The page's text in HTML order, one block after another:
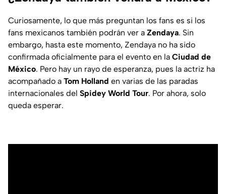
Curiosamente, lo que más preguntan los fans es si los
fans mexicanos también podrán ver a Zendaya. Sin
embargo, hasta este momento, Zendaya no ha sido
confirmada oficialmente para el evento en la Ciudad de
México. Pero hay un rayo de esperanza, pues la actriz ha
acompañado a Tom Holland en varias de las paradas
internacionales del Spidey World Tour. Por ahora, solo
queda esperar.